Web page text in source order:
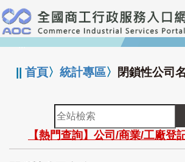
跳
到
主
要
:::
||首頁〉統計專區〉 閉鎖性公司
全
站
檢
索
【熱門查詢】公司/商業/工廠登